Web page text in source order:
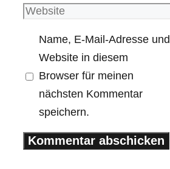
Mail-
Website
Name, E-Mail-Adresse und
Website in diesem
Browser für meinen
nächsten Kommentar
speichern.